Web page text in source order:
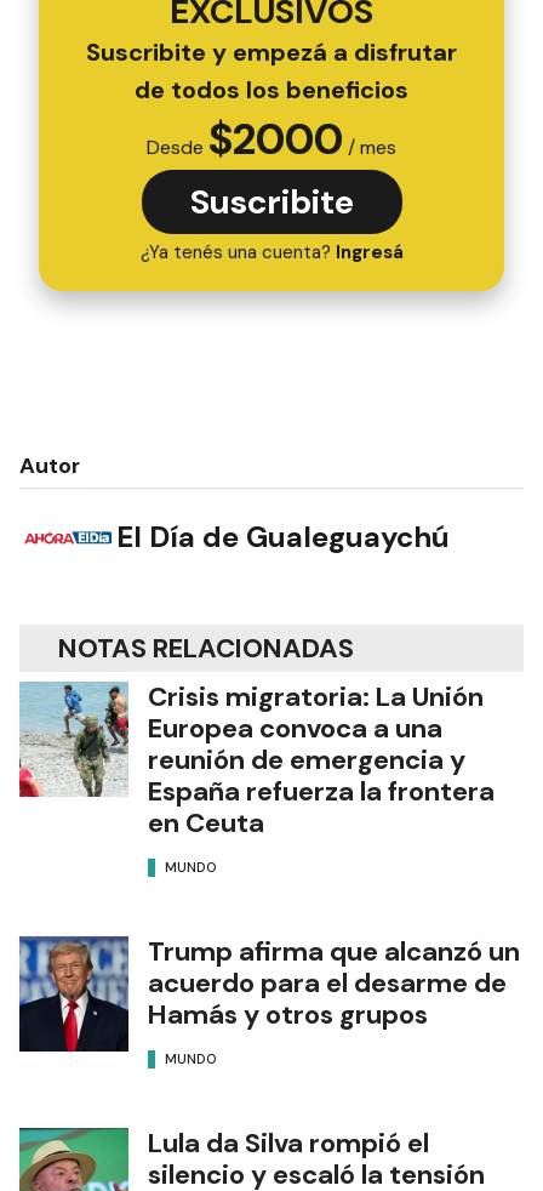
EXCLUSIVOS
Suscribite y empezá a disfrutar
de todos los beneficios
Desde $2000 / mes
Suscribite
¿Ya tenés una cuenta? Ingresá
Autor
El Día de Gualeguaychú
NOTAS RELACIONADAS
Crisis migratoria: La Unión
Europea convoca a una
reunión de emergencia y
España refuerza la frontera
en Ceuta
MUNDO
Trump afirma que alcanzó un
acuerdo para el desarme de
Hamás y otros grupos
MUNDO
Lula da Silva rompió el
silencio y escaló la tensión